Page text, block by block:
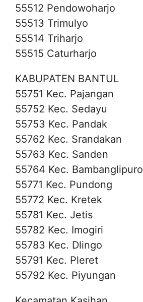
55512 Pendowoharjo
55513 Trimulyo
55514 Triharjo
55515 Caturharjo
KABUPATEN BANTUL
55751 Kec. Pajangan
55752 Kec. Sedayu
55753 Kec. Pandak
55762 Kec. Srandakan
55763 Kec. Sanden
55764 Kec. Bambanglipuro
55771 Kec. Pundong
55772 Kec. Kretek
55781 Kec. Jetis
55782 Kec. Imogiri
55783 Kec. Dlingo
55791 Kec. Pleret
55792 Kec. Piyungan